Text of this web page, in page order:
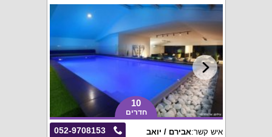
10
חדרים
052-9708153 איש קשר:אבירם / יואב